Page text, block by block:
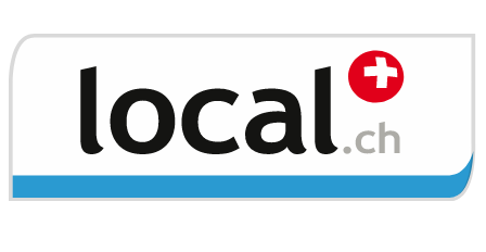
Vous avez un titre étranger et projetez
des études en Suisse? PrEP propose la
formation la plus complète à l'examen
ECUS, sur un an, avec nombreux cours,
examens à blanc et une véritable